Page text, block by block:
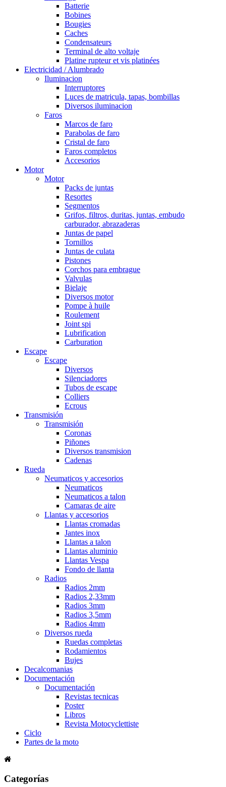
Batterie
Bobines
Bougies
Caches
Condensateurs
Terminal de alto voltaje
Platine rupteur et vis platinées
Electricidad / Alumbrado
Iluminacion
Interruptores
Luces de matricula, tapas, bombillas
Diversos iluminacion
Faros
Marcos de faro
Parabolas de faro
Cristal de faro
Faros completos
Accesorios
Motor
Motor
Packs de juntas
Resortes
Segmentos
Grifos, filtros, duritas, juntas, embudo
carburador, abrazaderas
Juntas de papel
Tornillos
Juntas de culata
Pistones
Corchos para embrague
Valvulas
Bielaje
Diversos motor
Pompe à huile
Roulement
Joint spi
Lubrification
Carburation
Escape
Escape
Diversos
Silenciadores
Tubos de escape
Colliers
Ecrous
Transmisión
Transmisión
Coronas
Piñones
Diversos transmision
Cadenas
Rueda
Neumaticos y accesorios
Neumaticos
Neumaticos a talon
Camaras de aire
Llantas y accesorios
Llantas cromadas
Jantes inox
Llantas a talon
Llantas aluminio
Llantas Vespa
Fondo de llanta
Radios
Radios 2mm
Radios 2,33mm
Radios 3mm
Radios 3,5mm
Radios 4mm
Diversos rueda
Ruedas completas
Rodamientos
Bujes
Decalcomanias
Documentación
Documentación
Revistas tecnicas
Poster
Libros
Revista Motocyclettiste
Ciclo
Partes de la moto
Categorías